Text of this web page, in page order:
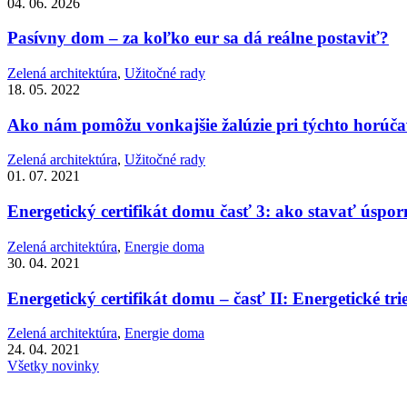
Pasívny dom – za koľko eur sa dá reálne postaviť?
Zelená architektúra, Užitočné rady
18. 05. 2022
Ako nám pomôžu vonkajšie žalúzie pri týchto
Zelená architektúra, Užitočné rady
01. 07. 2021
Energetický certifikát domu časť 3: ako stavať
Zelená architektúra, Energie doma
30. 04. 2021
Energetický certifikát domu – časť II: Energetické
Zelená architektúra, Energie doma
24. 04. 2021
Všetky novinky